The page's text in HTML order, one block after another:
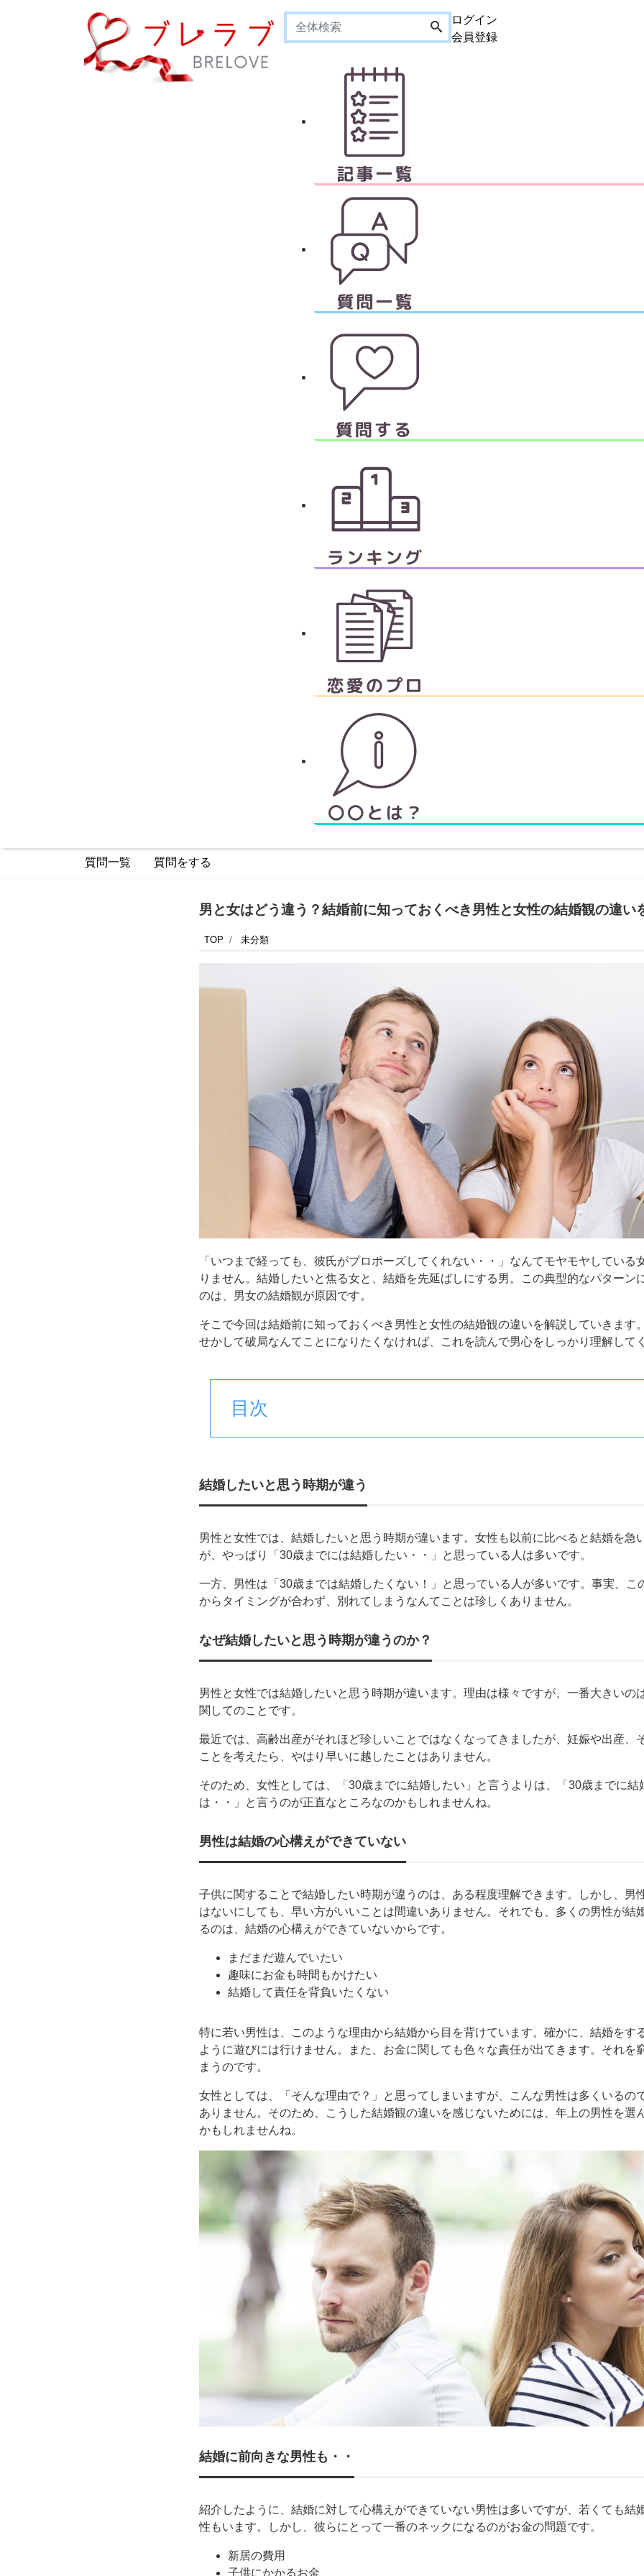
ログイン
会員登録
質問一覧 質問をする
男と女はどう違う？結婚前に知っておくべき男性と女性の結婚観の違い
TOP 未分類
「いつまで経っても、彼氏がプロポーズしてくれない・・」なんてモヤモヤしている
りません。結婚したいと焦る女と、結婚を先延ばしにする男。この典型的なパターン
のは、男女の結婚観が原因です。
そこで今回は結婚前に知っておくべき男性と女性の結婚観の違いを解説していきます
せかして破局なんてことになりたくなければ、これを読んで男心をしっかり理解して
目次
結婚したいと思う時期が違う
男性と女性では、結婚したいと思う時期が違います。女性も以前に比べると結婚を急
が、やっぱり「30歳までには結婚したい・・」と思っている人は多いです。
一方、男性は「30歳までは結婚したくない！」と思っている人が多いです。事実、こ
からタイミングが合わず、別れてしまうなんてことは珍しくありません。
なぜ結婚したいと思う時期が違うのか？
男性と女性では結婚したいと思う時期が違います。理由は様々ですが、一番大きいの
関してのことです。
最近では、高齢出産がそれほど珍しいことではなくなってきましたが、妊娠や出産、
ことを考えたら、やはり早いに越したことはありません。
そのため、女性としては、「30歳までに結婚したい」と言うよりは、「30歳までに結
は・・」と言うのが正直なところなのかもしれませんね。
男性は結婚の心構えができていない
子供に関することで結婚したい時期が違うのは、ある程度理解できます。しかし、男
はないにしても、早い方がいいことは間違いありません。それでも、多くの男性が結
るのは、結婚の心構えができていないからです。
まだまだ遊んでいたい
趣味にお金も時間もかけたい
結婚して責任を背負いたくない
特に若い男性は、このような理由から結婚から目を背けています。確かに、結婚をす
ように遊びには行けません。また、お金に関しても色々な責任が出てきます。それを
まうのです。
女性としては、「そんな理由で？」と思ってしまいますが、こんな男性は多くいるの
ありません。そのため、こうした結婚観の違いを感じないためには、年上の男性を選
かもしれませんね。
結婚に前向きな男性も・・
紹介したように、結婚に対して心構えができていない男性は多いですが、若くても結
性もいます。しかし、彼らにとって一番のネックになるのがお金の問題です。
新居の費用
子供にかかるお金